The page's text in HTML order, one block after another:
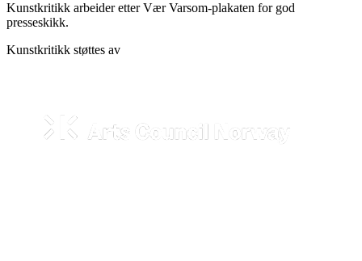
Kunstkritikk arbeider etter Vær Varsom-plakaten for god
presseskikk.
Kunstkritikk støttes av